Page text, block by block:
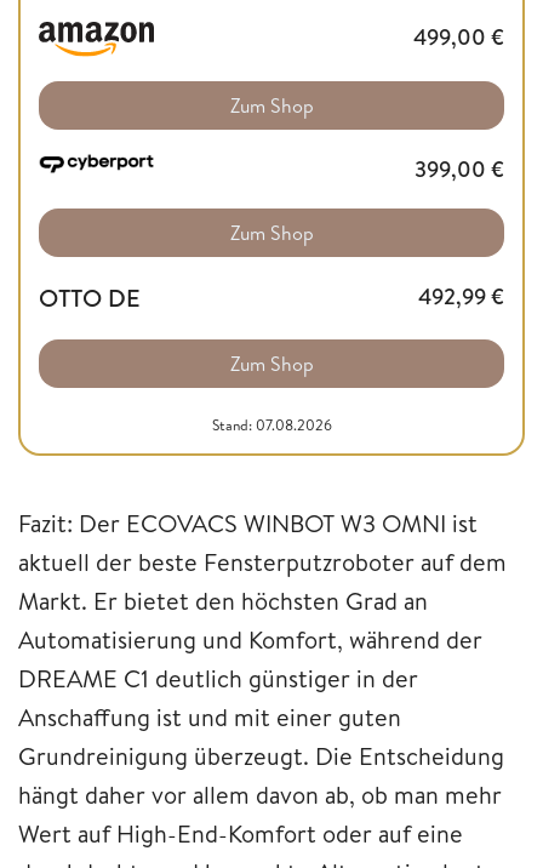
499,00 €
Zum Shop
399,00 €
Zum Shop
OTTO DE 492,99€
Zum Shop
Stand: 07.08.2026
Fazit: Der ECOVACS WINBOT W3 OMNI ist
aktuell der beste Fensterputzroboter auf dem
Markt. Er bietet den höchsten Grad an
Automatisierung und Komfort, während der
DREAME C1 deutlich günstiger in der
Anschaffung ist und mit einer guten
Grundreinigung überzeugt. Die Entscheidung
hängt daher vor allem davon ab, ob man mehr
Wert auf High-End-Komfort oder auf eine